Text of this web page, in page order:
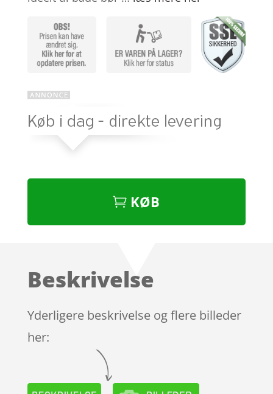
KØB
Beskrivelse
Yderligere beskrivelse og flere billeder
her: